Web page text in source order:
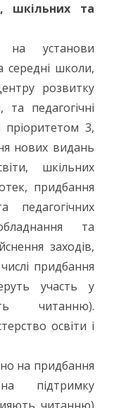
шкільних та
на установи
середні школи,
розвитку
педагогічні
пріоритетом 3,
нових видань
шкільних
придбання
педагогічних
та
заходів,
придбання
участь у
читанню).
освіти і
на придбання
підтримку